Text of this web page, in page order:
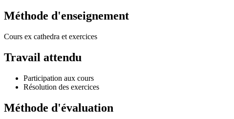
Méthode d'enseignement
Cours ex cathedra et exercices
Travail attendu
Participation aux cours
Résolution des exercices
Méthode d'évaluation